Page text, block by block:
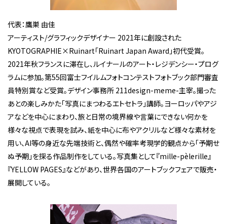
代表：鷹巣 由佳
アーティスト/グラフィックデザイナー 2021年に創設された
KYOTOGRAPHIE×Ruinart「Ruinart Japan Award」初代受賞。
2021年秋フランスに滞在し、ルイナールのアート・レジデンシー・プログ
ラムに参加。第55回富士フイルムフォトコンテストフォトブック部門審査
員特別賞など受賞。デザイン事務所 211design-meme-主宰。撮った
あとの楽しみかた「写真にまつわるエトセトラ」講師。ヨーロッパやアジ
アなどを中心にまわり、旅と日常の境界線や言葉にできない何かを
様々な視点で表現を試み、紙を中心に布やアクリルなど様々な素材を
用い、AI等の身近な先端技術と、偶然や確率考現学的観点から「予期せ
ぬ予期」を探る作品制作をしている。写真集として『mille-pèlerille』
『YELLOW PAGES』などがあり、世界各国のアートブックフェアで販売・
展開している。